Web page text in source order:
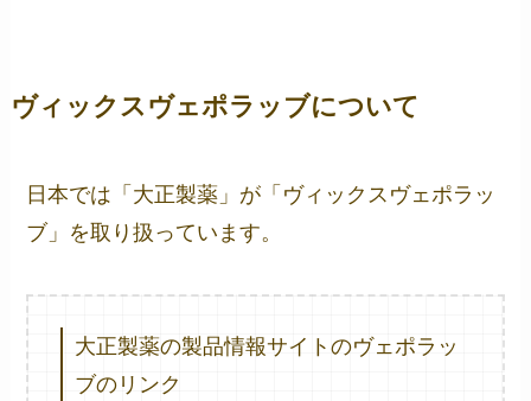
ヴィックスヴェポラッブについて
日本では「大正製薬」が「ヴィックスヴェポラッ
ブ」を取り扱っています。
大正製薬の製品情報サイトのヴェポラッ
ブのリンク